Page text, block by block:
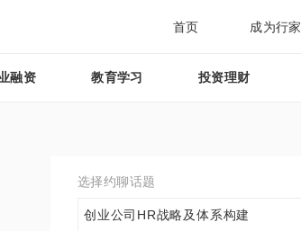
首页 成为行家
融资 教育学习 投资理财
选择约聊话题
创业公司HR战略及体系构建